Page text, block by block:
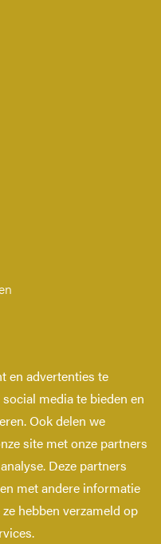
en advertenties te
media te bieden en
Ook delen we
site met onze partners
Deze partners
met andere informatie
hebben verzameld op